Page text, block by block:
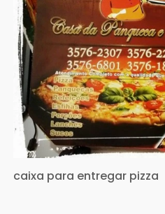
caixa para entregar pizza